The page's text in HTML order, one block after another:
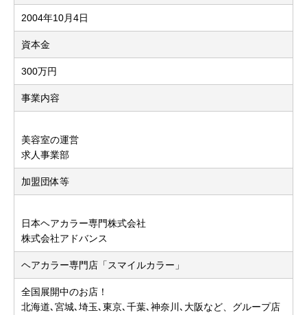
2004年10月4日
資本金
300万円
事業内容
美容室の運営
求人事業部
加盟団体等
日本ヘアカラー専門株式会社
株式会社アドバンス
ヘアカラー専門店「スマイルカラー」
全国展開中のお店！
北海道､宮城､埼玉､東京､千葉､神奈川､大阪など、グループ店